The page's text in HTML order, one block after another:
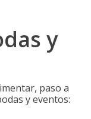
y
paso a
y eventos: